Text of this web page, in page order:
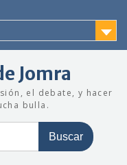
Jomra
el debate, y hacer
bulla.